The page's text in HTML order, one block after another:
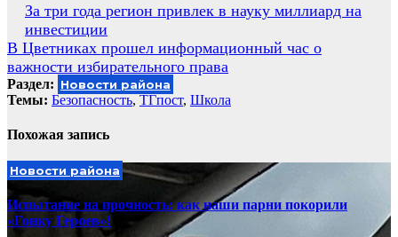
Навигация
по
записям
За три года регион привлек в науку миллиард на
инвестиции
В Цветниках прошел информационный час о
важности избирательного права
Раздел: Новости района
Темы: Безопасность, ТГпост, Школа
Похожая запись
Новости района
Испытание на прочность: как наши парни покорили
«Гонку Героев»!